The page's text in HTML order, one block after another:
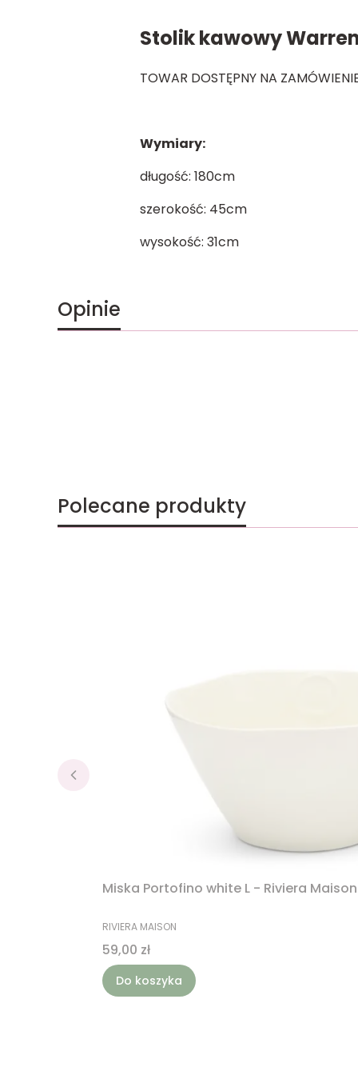
Stolik kawowy
TOWAR DOSTĘPNY NA
Wymiary:
długość: 180cm
szerokość: 45cm
wysokość: 31cm
Opinie
Polecane produkty
Miska Portofino white L - Riviera Maison
PRODUCENT
RIVIERA MAISON
Cena
59,00 zł
Do koszyka